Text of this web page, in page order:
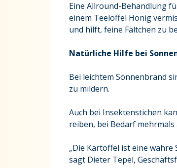
Eine Allround-Behandlung
einem Teelöffel Honig
und hilft, feine Fältchen zu
Natürliche Hilfe bei
Bei leichtem Sonnenbrand
zu mildern.
Auch bei Insektenstichen
reiben, bei Bedarf mehrmals
„Die Kartoffel ist eine
sagt Dieter Tepel,